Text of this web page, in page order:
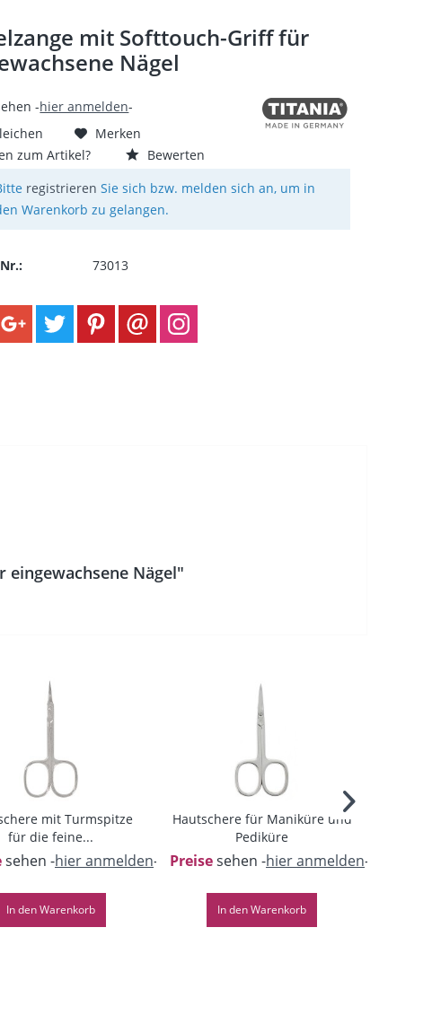
mit Softtouch-Griff für
Nägel
-hier anmelden-
Merken
zum Artikel?
Bewerten
registrieren Sie sich bzw. melden sich an, um in
Warenkorb zu gelangen.
73013
Nägel"
mit Turmspitze
für die feine...
sehen -hier anmelden-
In denWarenkorb
Hautschere für Maniküre und
Pediküre
Preisesehen -hier anmelden-
In denWarenkorb